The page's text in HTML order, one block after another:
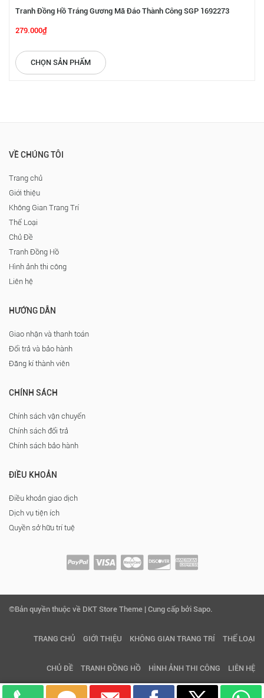
Tranh Đồng Hồ Tráng Gương Mã Đáo Thành Công SGP 1692273
279.000₫
CHỌN SẢN PHẨM
VỀ CHÚNG TÔI
Trang chủ
Giới thiệu
Không Gian Trang Trí
Thể Loại
Chủ Đề
Tranh Đồng Hồ
Hình ảnh thi công
Liên hệ
HƯỚNG DẪN
Giao nhận và thanh toán
Đổi trả và bảo hành
Đăng kí thành viên
CHÍNH SÁCH
Chính sách vận chuyển
Chính sách đổi trả
Chính sách bảo hành
ĐIỀU KHOẢN
Điều khoản giao dịch
Dịch vụ tiện ích
Quyền sở hữu trí tuệ
©Bản quyền thuộc về DKT Store Theme | Cung cấp bởi Sapo.
TRANG CHỦ GIỚI THIỆU KHÔNG GIAN TRANG TRÍ THỂ LOẠI
CHỦ ĐỀ TRANH ĐỒNG HỒ HÌNH ẢNH THI CÔNG LIÊN HỆ